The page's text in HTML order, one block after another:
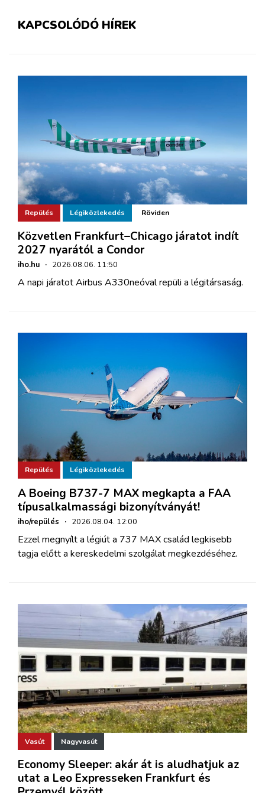
KAPCSOLÓDÓ HÍREK
Repülés Légiközlekedés Röviden
Közvetlen Frankfurt–Chicago járatot indít
2027 nyarától a Condor
iho.hu · 2026.08.06. 11:50
A napi járatot Airbus A330neóval repüli a légitársaság.
Repülés Légiközlekedés
A Boeing B737-7 MAX megkapta a FAA
típusalkalmassági bizonyítványát!
iho/repülés · 2026.08.04. 12:00
Ezzel megnyílt a légiút a 737 MAX család legkisebb
tagja előtt a kereskedelmi szolgálat megkezdéséhez.
Vasút Nagyvasút
Economy Sleeper: akár át is aludhatjuk az
utat a Leo Expresseken Frankfurt és